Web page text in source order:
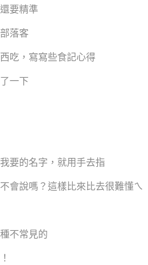
要精準
落客
吃，寫寫些食記心得
一下
要的名字，就用手去指
會說嗎？這樣比來比去很難懂ㄟ
不常見的